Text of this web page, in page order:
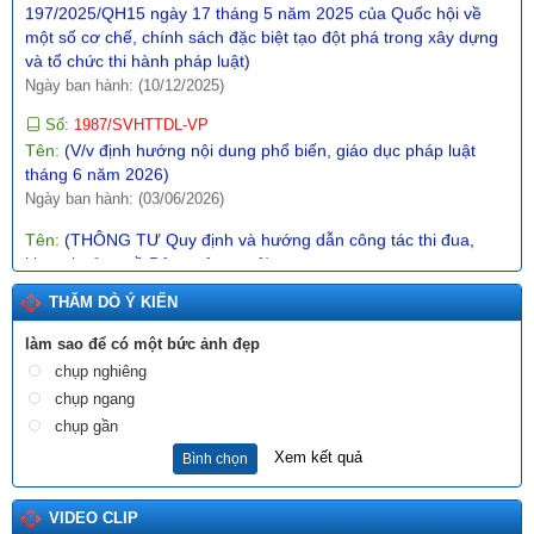
một số cơ chế, chính sách đặc biệt tạo đột phá trong xây dựng
và tổ chức thi hành pháp luật)
Ngày ban hành: (10/12/2025)
Tên:(V/v định hướng nội dung phổ biến, giáo dục pháp luật
tháng 6 năm 2026)
Ngày ban hành: (03/06/2026)
khen thưởng về Dân quân tự vệ)
Ngày ban hành: (22/12/2025)
Tên:(NGHỊ ĐỊNH1 Quy định về giá đất)
Ngày ban hành: (10/12/2025)
Tên:(Danh sách dự kiến xếp hạng “Khách sạn tiêu biểu không
thuốc lá” lần thứ I - năm 2025)
Ngày ban hành: (18/12/2025)
(BÀI TRUYỀN THÔNG DỰ THẢO QUYẾT ĐỊNH SỬA ĐỔI,
BỔ SUNG MỘT SỐ ĐIỀU CỦA QUYẾT ĐỊNH SỐ 21/2017/QĐ-
UBND NGÀY 21/7/2017 CỦA UBND TỈNH LAI CHÂU BAN HÀNH
THĂM DÒ Ý KIẾN
làm sao để có một bức ảnh đẹp
chụp nghiêng
chụp ngang
chụp gần
Bình chọn Xem kết quả
VIDEO CLIP